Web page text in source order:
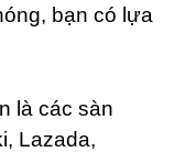
bạn có lựa
là các sàn
Lazada,